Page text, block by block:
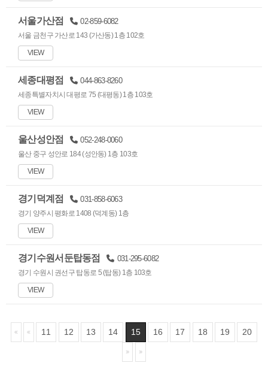
서울가산점 02-859-6082
서울 금천구 가산로 143 (가산동) 1층 102호
VIEW
세종대평점 044-863-8260
세종특별자치시 대평로 75 (대평동) 1층 103호
VIEW
울산성안점 052-248-0060
울산 중구 성안로 184 (성안동) 1층 103호
VIEW
경기덕계점 031-858-6063
경기 양주시 평화로 1408 (덕계동) 1층
VIEW
경기수원서둔탑동점 031-295-6082
경기 수원시 권선구 탑동로 5 (탑동) 1층 103호
VIEW
11 12 13 14 15 16 17 18 19 20